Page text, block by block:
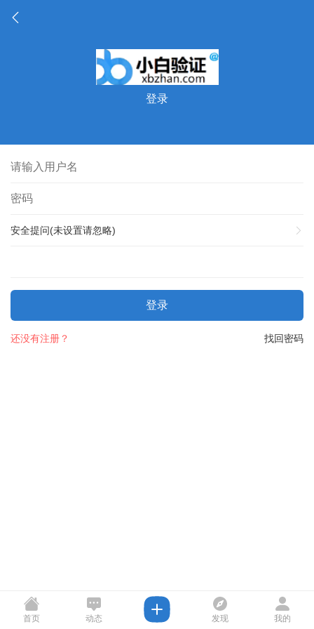
登录
安全提问(未设置请忽略)
登录
找回密码
还没有注册？
首页 动态 发现 我的